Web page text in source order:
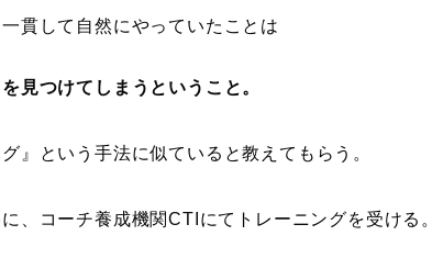
貫して自然にやっていたことは
見つけてしまうということ。
』という手法に似ていると教えてもらう。
、コーチ養成機関CTIにてトレーニングを受ける。